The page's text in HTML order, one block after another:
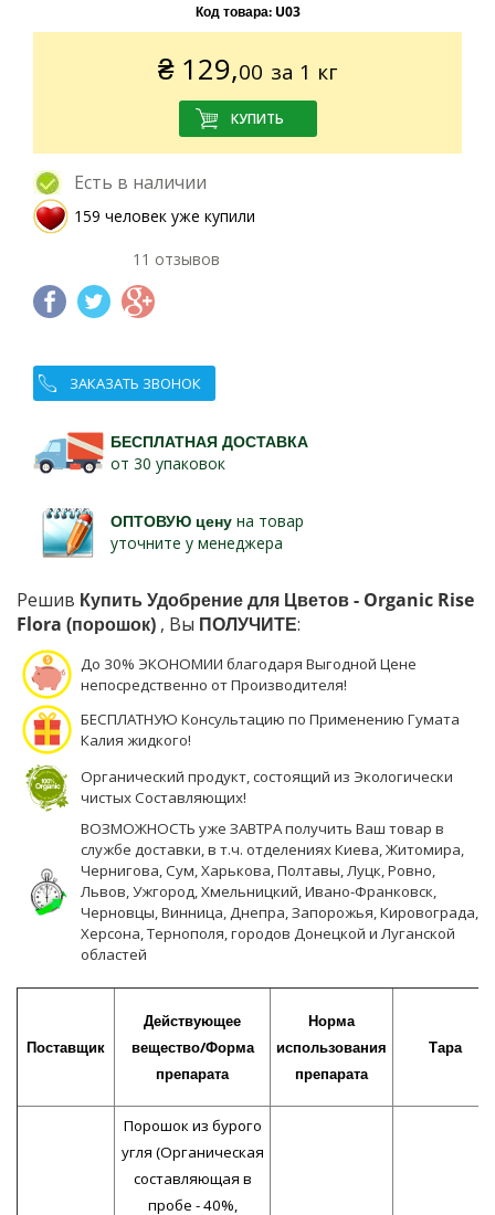
Код товара: U03
₴ 129,00 за 1 кг
Есть в наличии
159 человек уже купили
11 отзывов
ЗАКАЗАТЬ ЗВОНОК
БЕСПЛАТНАЯ ДОСТАВКА
от 30 упаковок
ОПТОВУЮ цену на товар
уточните у менеджера
Решив Купить Удобрение для Цветов - Organic Rise
Flora (порошок) , Вы ПОЛУЧИТЕ:
До 30% ЭКОНОМИИ благодаря Выгодной Цене
непосредственно от Производителя!
БЕСПЛАТНУЮ Консультацию по Применению Гумата
Калия жидкого!
Органический продукт, состоящий из Экологически
чистых Составляющих!
ВОЗМОЖНОСТЬ уже ЗАВТРА получить Ваш товар в
службе доставки, в т.ч. отделениях Киева, Житомира,
Чернигова, Сум, Харькова, Полтавы, Луцк, Ровно,
Львов, Ужгород, Хмельницкий, Ивано-Франковск,
Черновцы, Винница, Днепра, Запорожья, Кировограда,
Херсона, Тернополя, городов Донецкой и Луганской
областей
Поставщик
Действующее
вещество/Форма
препарата
Норма
использования
препарата
Тара
Порошок из бурого
угля (Органическая
составляющая в
пробе - 40%,